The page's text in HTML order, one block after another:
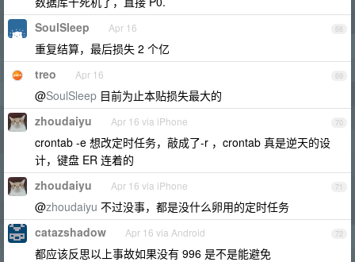
68
SoulSleep Apr 16
重复结算，最后损失 2 个亿
69
treo Apr 16
@SoulSleep 目前为止本贴损失最大的
70
zhoudaiyu Apr 16 via iPhone
crontab -e 想改定时任务，敲成了-r ，crontab 真是逆天的设
计，键盘 ER 连着的
71
zhoudaiyu Apr 16 via iPhone
@zhoudaiyu 不过没事，都是没什么卵用的定时任务
72
catazshadow Apr 16 via Android
都应该反思以上事故如果没有 996 是不是能避免